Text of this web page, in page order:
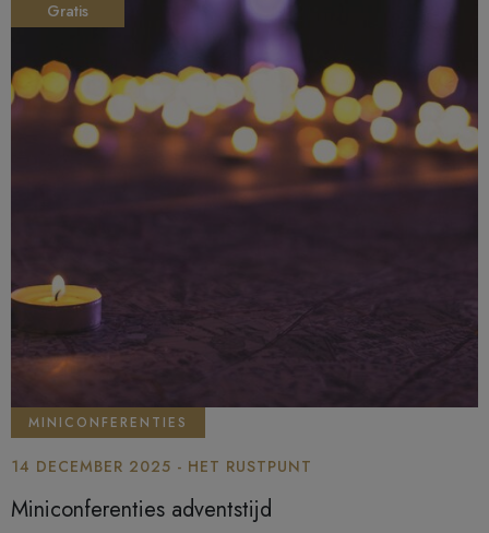
Gratis
MINICONFERENTIES
14 DECEMBER 2025 - HET RUSTPUNT
Miniconferenties adventstijd